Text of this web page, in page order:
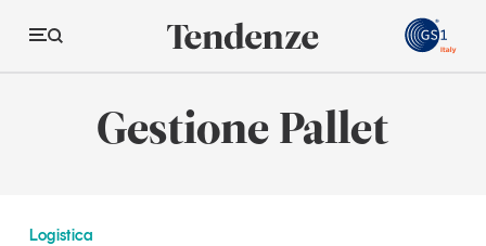
Tendenze
Gestione Pallet
Logistica